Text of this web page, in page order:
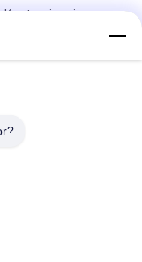
Kustomisasi
Axle Untuk Kereta
Sekrup Semi